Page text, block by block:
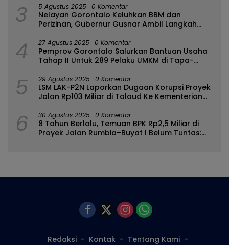
3 5 Agustus 2025 0 Komentar
Nelayan Gorontalo Keluhkan BBM dan
Perizinan, Gubernur Gusnar Ambil Langkah
4 27 Agustus 2025 0 Komentar
Pemprov Gorontalo Salurkan Bantuan Usaha
Tahap II Untuk 289 Pelaku UMKM di Tapa-
5 29 Agustus 2025 0 Komentar
LSM LAK-P2N Laporkan Dugaan Korupsi Proyek
Jalan Rp103 Miliar di Talaud Ke Kementerian
6 30 Agustus 2025 0 Komentar
8 Tahun Berlalu, Temuan BPK Rp2,5 Miliar di
Proyek Jalan Rumbia–Buyat I Belum Tuntas:
Redaksi Kontak Tentang Kami